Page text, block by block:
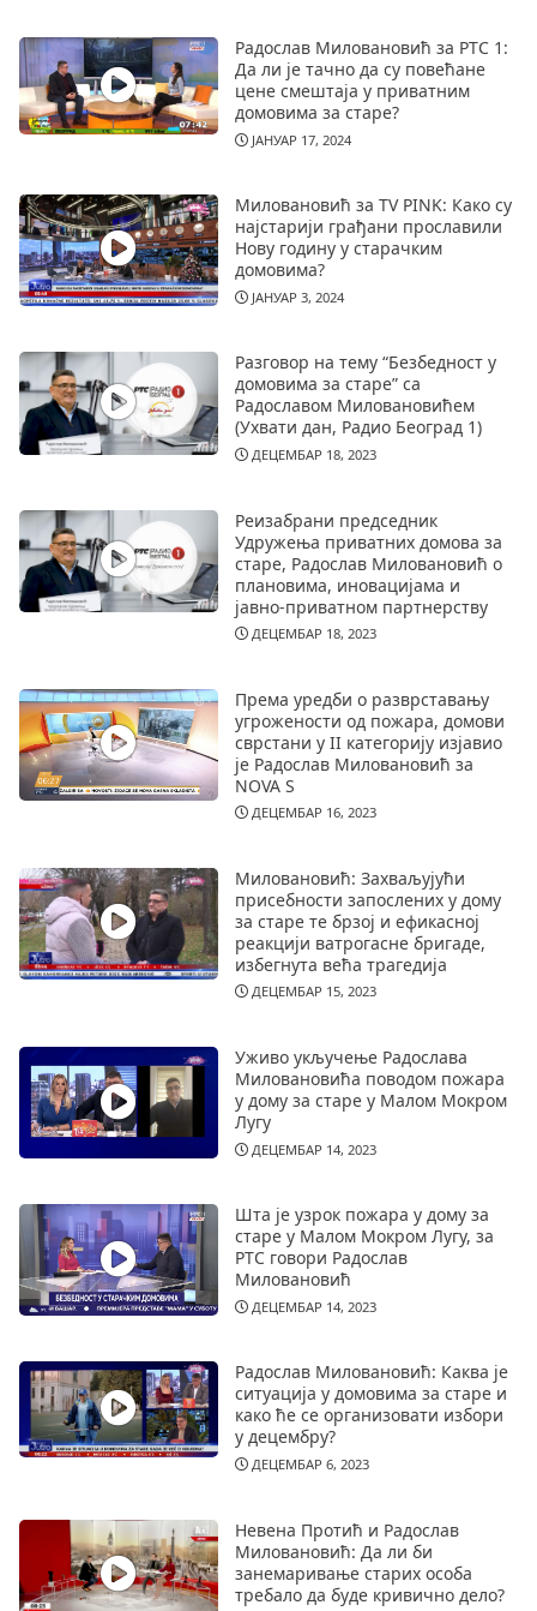
Радослав Миловановић за РТС 1:
Да ли је тачно да су повећане
цене смештаја у приватним
домовима за старе?
ЈАНУАР 17, 2024
Миловановић за TV PINK: Како су
најстарији грађани прославили
Нову годину у старачким
домовима?
ЈАНУАР 3, 2024
Разговор на тему “Безбедност у
домовима за старе” са
Радославом Миловановићем
(Ухвати дан, Радио Београд 1)
ДЕЦЕМБАР 18, 2023
Реизабрани председник
Удружења приватних домова за
старе, Радослав Миловановић о
плановима, иновацијама и
јавно-приватном партнерству
ДЕЦЕМБАР 18, 2023
Према уредби о разврставању
угрожености од пожара, домови
сврстани у II категорију изјавио
је Радослав Миловановић за
NOVA S
ДЕЦЕМБАР 16, 2023
Миловановић: Захваљујући
присебности запослених у дому
за старе те брзој и ефикасној
реакцији ватрогасне бригаде,
избегнута већа трагедија
ДЕЦЕМБАР 15, 2023
Уживо укључење Радослава
Миловановића поводом пожара
у дому за старе у Малом Мокром
Лугу
ДЕЦЕМБАР 14, 2023
Шта је узрок пожара у дому за
старе у Малом Мокром Лугу, за
РТС говори Радослав
Миловановић
ДЕЦЕМБАР 14, 2023
Радослав Миловановић: Каква је
ситуација у домовима за старе и
како ће се организовати избори
у децембру?
ДЕЦЕМБАР 6, 2023
Невена Протић и Радослав
Миловановић: Да ли би
занемаривање старих особа
требало да буде кривично дело?